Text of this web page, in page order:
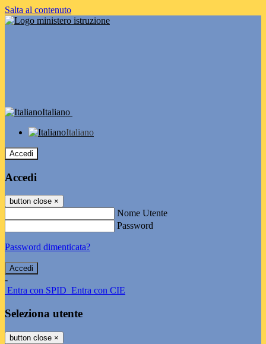
Salta al contenuto
Italiano
Italiano
Accedi
Accedi
button close ×
Nome Utente
Password
Password dimenticata?
-
Entra con SPID Entra con CIE
Seleziona utente
button close ×